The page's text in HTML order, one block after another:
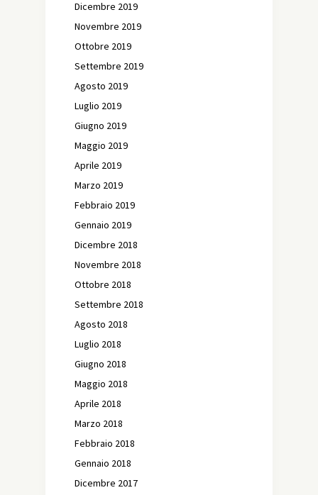
Dicembre 2019
Novembre 2019
Ottobre 2019
Settembre 2019
Agosto 2019
Luglio 2019
Giugno 2019
Maggio 2019
Aprile 2019
Marzo 2019
Febbraio 2019
Gennaio 2019
Dicembre 2018
Novembre 2018
Ottobre 2018
Settembre 2018
Agosto 2018
Luglio 2018
Giugno 2018
Maggio 2018
Aprile 2018
Marzo 2018
Febbraio 2018
Gennaio 2018
Dicembre 2017